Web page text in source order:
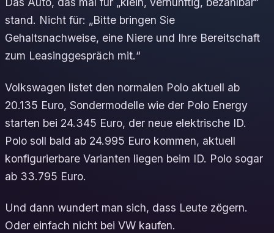
stand. Nicht für: „Bitte bringen Sie
Gehaltsnachweise, eine Niere und Ihre Bereitschaft
zum Leasinggespräch mit.“
Volkswagen listet den normalen Polo aktuell ab
20.135 Euro, Sondermodelle wie der Polo Energy
starten bei 24.345 Euro, der neue elektrische ID.
Polo soll bald ab 24.995 Euro kommen, aktuell
konfigurierbare Varianten liegen beim ID. Polo sogar
ab 33.795 Euro.
Und dann wundert man sich, dass Leute zögern.
Oder einfach nicht bei VW kaufen.